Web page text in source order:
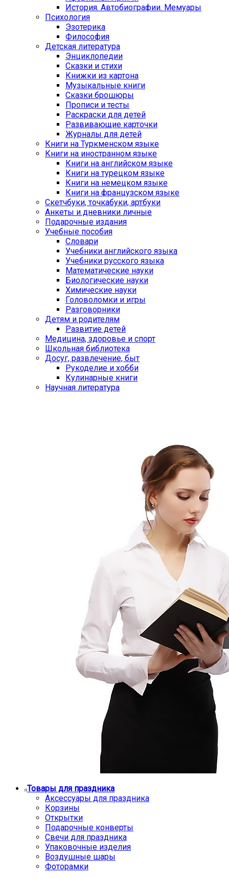
История. Автобиографии. Мемуары
Психология
Эзотерика
Философия
Детская литература
Энциклопедии
Сказки и стихи
Книжки из картона
Музыкальные книги
Сказки брошюры
Прописи и тесты
Раскраски для детей
Развивающие карточки
Журналы для детей
Книги на Туркменском языке
Книги на иностранном языке
Книги на английском языке
Книги на турецком языке
Книги на немецком языке
Книги на французском языке
Cкетчбуки, точкабуки, артбуки
Анкеты и дневники личные
Подарочные издания
Учебные пособия
Словари
Учебники английского языка
Учебники русского языка
Математические науки
Биологические науки
Химические науки
Головоломки и игры
Разговорники
Детям и родителям
Развитие детей
Медицина, здоровье и спорт
Школьная библиотека
Досуг, развлечение, быт
Рукоделие и хобби
Кулинарные книги
Научная литература
Товары для праздника
Аксессуары для праздника
Корзины
Открытки
Подарочные конверты
Свечи для праздника
Упаковочные изделия
Воздушные шары
Фоторамки